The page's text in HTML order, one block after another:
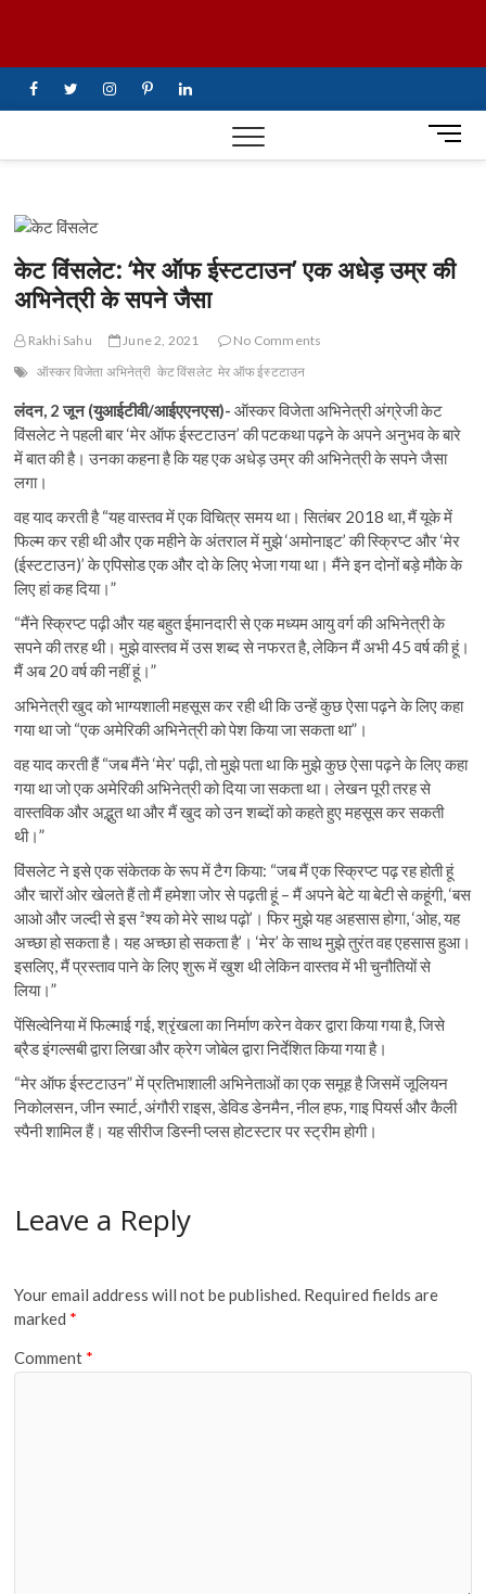
facebooktwitterinstagrampinterestlinkedin
M
e
t
केट विंसलेट: ‘मेर ऑफ ईस्टटाउन’ एक अधेड़ उम्र की
अभिनेत्री के सपने जैसा
Rakhi Sahu June 2, 2021
No Comments
ऑस्कर विजेता अभिनेत्री केट विंसलेट मेर ऑफ ईस्टटाउन
लंदन, 2 जून (युआईटीवी/आईएएनएस)- ऑस्कर विजेता अभिनेत्री अंग्रेजी केट
विंसलेट ने पहली बार ‘मेर ऑफ ईस्टटाउन’ की पटकथा पढ़ने के अपने अनुभव के बारे
में बात की है। उनका कहना है कि यह एक अधेड़ उम्र की अभिनेत्री के सपने जैसा
लगा।
वह याद करती है “यह वास्तव में एक विचित्र समय था। सितंबर 2018 था, मैं यूके में
फिल्म कर रही थी और एक महीने के अंतराल में मुझे ‘अमोनाइट’ की स्क्रिप्ट और ‘मेर
(ईस्टटाउन)’ के एपिसोड एक और दो के लिए भेजा गया था। मैंने इन दोनों बड़े मौके के
लिए हां कह दिया।”
“मैंने स्क्रिप्ट पढ़ी और यह बहुत ईमानदारी से एक मध्यम आयु वर्ग की अभिनेत्री के
सपने की तरह थी। मुझे वास्तव में उस शब्द से नफरत है, लेकिन मैं अभी 45 वर्ष की हूं।
मैं अब 20 वर्ष की नहीं हूं।”
अभिनेत्री खुद को भाग्यशाली महसूस कर रही थी कि उन्हें कुछ ऐसा पढ़ने के लिए कहा
गया था जो “एक अमेरिकी अभिनेत्री को पेश किया जा सकता था”।
वह याद करती हैं “जब मैंने ‘मेर’ पढ़ी, तो मुझे पता था कि मुझे कुछ ऐसा पढ़ने के लिए कहा
गया था जो एक अमेरिकी अभिनेत्री को दिया जा सकता था। लेखन पूरी तरह से
वास्तविक और अद्भुत था और मैं खुद को उन शब्दों को कहते हुए महसूस कर सकती
थी।”
विंसलेट ने इसे एक संकेतक के रूप में टैग किया: “जब मैं एक स्क्रिप्ट पढ़ रह होती हूं
और चारों ओर खेलते हैं तो मैं हमेशा जोर से पढ़ती हूं – मैं अपने बेटे या बेटी से कहूंगी, ‘बस
आओ और जल्दी से इस ²श्य को मेरे साथ पढ़ो’। फिर मुझे यह अहसास होगा, ‘ओह, यह
अच्छा हो सकता है। यह अच्छा हो सकता है’। ‘मेर’ के साथ मुझे तुरंत वह एहसास हुआ।
इसलिए, मैं प्रस्ताव पाने के लिए शुरू में खुश थी लेकिन वास्तव में भी चुनौतियों से
लिया।”
पेंसिल्वेनिया में फिल्माई गई, श्रृंखला का निर्माण करेन वेकर द्वारा किया गया है, जिसे
ब्रैड इंगल्सबी द्वारा लिखा और क्रेग जोबेल द्वारा निर्देशित किया गया है।
“मेर ऑफ ईस्टटाउन” में प्रतिभाशाली अभिनेताओं का एक समूह है जिसमें जूलियन
निकोलसन, जीन स्मार्ट, अंगौरी राइस, डेविड डेनमैन, नील हफ, गाइ पियर्स और कैली
स्पैनी शामिल हैं। यह सीरीज डिस्नी प्लस होटस्टार पर स्ट्रीम होगी।
Leave a Reply
Your email address will not be published. Required fields are
marked *
Comment *